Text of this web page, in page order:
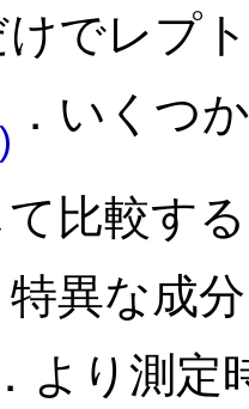
でレプ
．いくつ
て比較す
異な成
より測定